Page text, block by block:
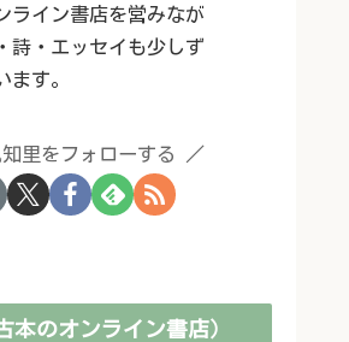
ライン書店を営みなが
詩・エッセイも少しず
ます。
里をフォローする
本のオンライン書店）